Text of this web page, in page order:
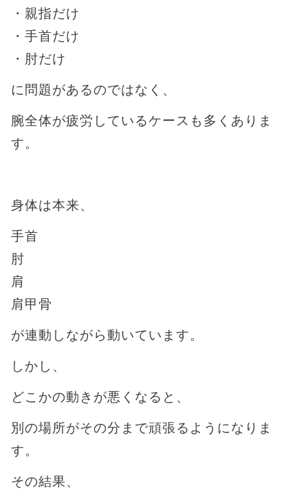
・親指だけ
・手首だけ
・肘だけ
に問題があるのではなく、
腕全体が疲労しているケースも多くありま
す。
身体は本来、
手首
肘
肩
肩甲骨
が連動しながら動いています。
しかし、
どこかの動きが悪くなると、
別の場所がその分まで頑張るようになりま
す。
その結果、